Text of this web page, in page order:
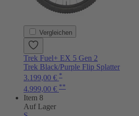
Vergleichen
Trek Fuel+ EX 5 Gen 2
Trek Black/Purple Flip Splatter
3.199,00 € *
4.999,00 € **
Item 8
Auf Lager